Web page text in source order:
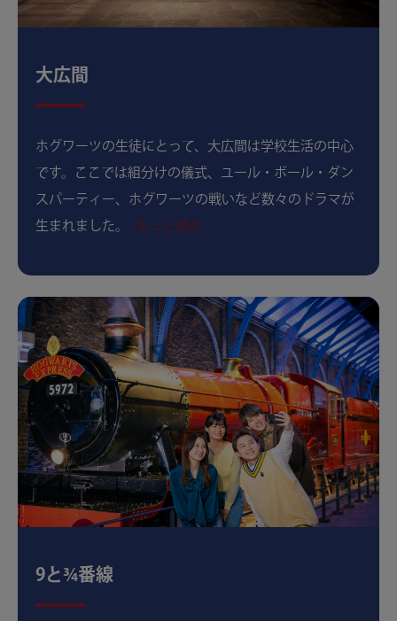
大広間
ホグワーツの生徒にとって、大広間は学校生活の中心
です。ここでは組分けの儀式、ユール・ボール・ダン
スパーティー、ホグワーツの戦いなど数々のドラマが
生まれました。 ...もっと読む
9と¾番線